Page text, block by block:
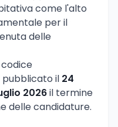
come l'alto
per il
delle
pubblicato il 24
2026il termine
delle candidature.